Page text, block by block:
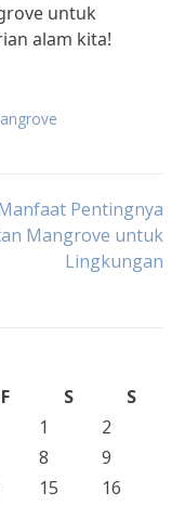
untuk
alam kita!
Pentingnya
Mangrove untuk
Lingkungan
F S
S
1
2
8
9
15
16